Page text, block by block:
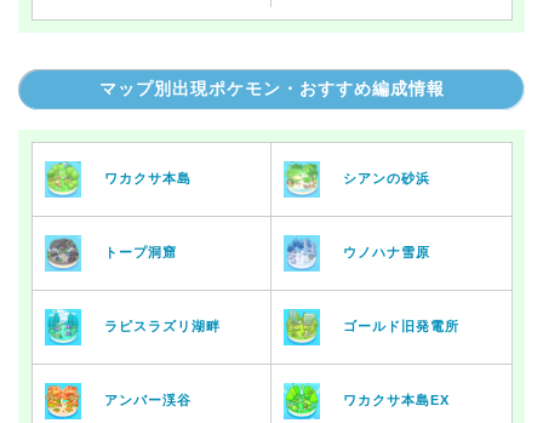
マップ別出現ポケモン・おすすめ編成情報
ワカクサ本島 シアンの砂浜
トープ洞窟 ウノハナ雪原
ラピスラズリ湖畔 ゴールド旧発電所
アンバー渓谷 ワカクサ本島EX